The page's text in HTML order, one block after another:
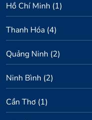
Hồ Chí Minh (1)
Thanh Hóa (4)
Quảng Ninh (2)
Ninh Bình (2)
Cần Thơ (1)